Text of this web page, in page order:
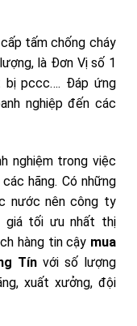
tấm chống cháy
là Đơn Vị số 1
bị pccc…. Đáp ứng
nghiệp đến các
nghiệm trong việc
hãng. Có những
nước nên công ty
giá tối ưu nhất thị
hàng tin cậy mua
Tínvới số lượng
xuất xưởng, đội